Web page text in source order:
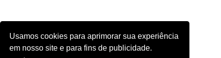
Usamos cookies para aprimorar sua experiência
em nosso site e para fins de publicidade.